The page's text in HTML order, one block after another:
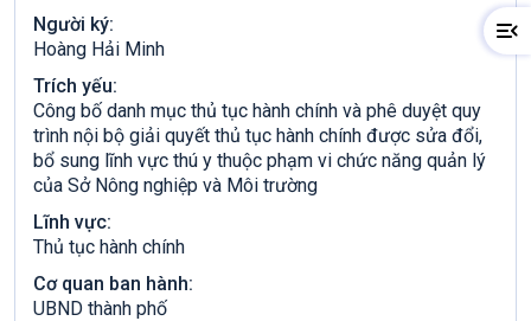
Người ký:
Hoàng Hải Minh
Trích yếu:
Công bố danh mục thủ tục hành chính và phê duyệt quy
trình nội bộ giải quyết thủ tục hành chính được sửa đổi,
bổ sung lĩnh vực thú y thuộc phạm vi chức năng quản lý
của Sở Nông nghiệp và Môi trường
Lĩnh vực:
Thủ tục hành chính
Cơ quan ban hành:
UBND thành phố